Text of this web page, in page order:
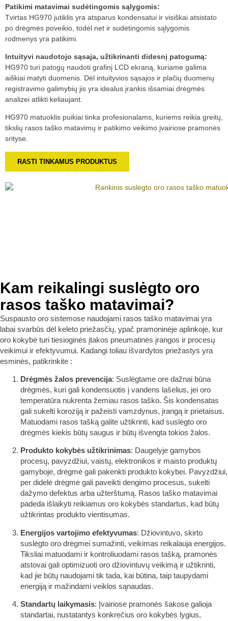
Patikimi matavimai sudėtingomis sąlygomis:
Tvirtas HG970 jutiklis yra atsparus kondensatui ir visiškai atsistato
po drėgmės poveikio, todėl net ir sudėtingomis sąlygomis
rodmenys yra patikimi.
Intuityvi naudotojo sąsaja, užtikrinanti didesnį patogumą:
HG970 turi patogų naudoti grafinį LCD ekraną, kuriame galima
aiškiai matyti duomenis. Dėl intuityvios sąsajos ir plačių duomenų
registravimo galimybių jis yra idealus įrankis išsamiai drėgmės
analizei atlikti keliaujant.
HG970 matuoklis puikiai tinka profesionalams, kuriems reikia greitų,
tikslių rasos taško matavimų ir patikimo veikimo įvairiose pramonės
srityse.
RASTI TINKAMUS PRODUKTUS
Kam reikalingi suslėgto oro
rasos taško matavimai?
Suspausto oro sistemose naudojami rasos taško matavimai yra
labai svarbūs dėl keleto priežasčių, ypač pramoninėje aplinkoje, kur
oro kokybė turi tiesioginės įtakos pneumatinės įrangos ir procesų
veikimui ir efektyvumui. Kadangi toliau išvardytos priežastys yra
esminės, patikrinkite :
Drėgmės žalos prevencija: Suslėgtame ore dažnai būna
drėgmės, kuri gali kondensuotis į vandens lašelius, jei oro
temperatūra nukrenta žemiau rasos taško. Šis kondensatas
gali sukelti koroziją ir pažeisti vamzdynus, įrangą ir prietaisus.
Matuodami rasos tašką galite užtikrinti, kad suslėgto oro
drėgmės kiekis būtų saugus ir būtų išvengta tokios žalos.
Produkto kokybės užtikrinimas: Daugelyje gamybos
procesų, pavyzdžiui, vaistų, elektronikos ir maisto produktų
gamyboje, drėgmė gali pakenkti produkto kokybei. Pavyzdžiui,
per didelė drėgmė gali paveikti dengimo procesus, sukelti
dažymo defektus arba užterštumą. Rasos taško matavimai
padeda išlaikyti reikiamus oro kokybės standartus, kad būtų
užtikrintas produkto vientisumas.
Energijos vartojimo efektyvumas: Džiovintuvo, skirto
suslėgto oro drėgmei sumažinti, veikimas reikalauja energijos.
Tiksliai matuodami ir kontroliuodami rasos tašką, pramonės
atstovai gali optimizuoti oro džiovintuvų veikimą ir užtikrinti,
kad jie būtų naudojami tik tada, kai būtina, taip taupydami
energiją ir mažindami veiklos sąnaudas.
Standartų laikymasis: Įvairiose pramonės šakose galioja
standartai, nustatantys konkrečius oro kokybės lygius,